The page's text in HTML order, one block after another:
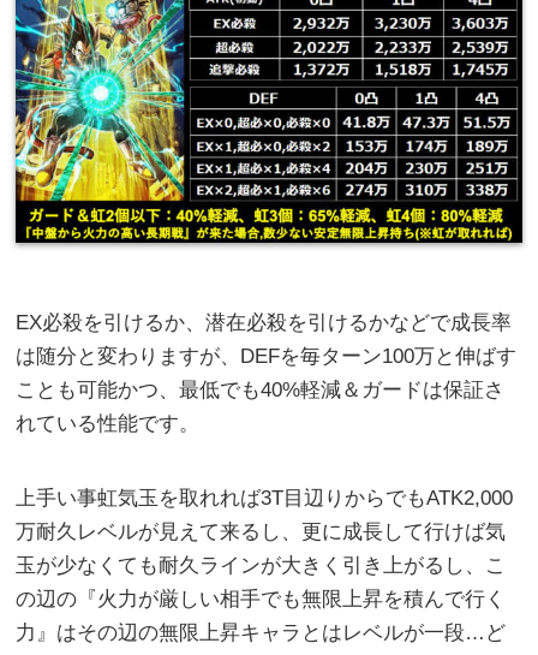
EX必殺を引けるか、潜在必殺を引けるかなどで成長率
は随分と変わりますが、DEFを毎ターン100万と伸ばす
ことも可能かつ、最低でも40%軽減＆ガードは保証さ
れている性能です。
上手い事虹気玉を取れれば3T目辺りからでもATK2,000
万耐久レベルが見えて来るし、更に成長して行けば気
玉が少なくても耐久ラインが大きく引き上がるし、こ
の辺の『火力が厳しい相手でも無限上昇を積んで行く
力』はその辺の無限上昇キャラとはレベルが一段…ど